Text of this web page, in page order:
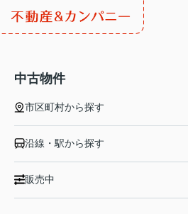
中古物件
市区町村から探す
沿線・駅から探す
販売中